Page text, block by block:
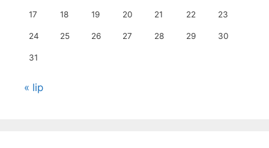
17 18 19 20 21 22 23
24 25 26 27 28 29 30
31
« lip